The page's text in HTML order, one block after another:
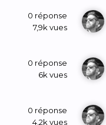
0 réponse
7,9k vues
0 réponse
6k vues
0 réponse
4,2k vues